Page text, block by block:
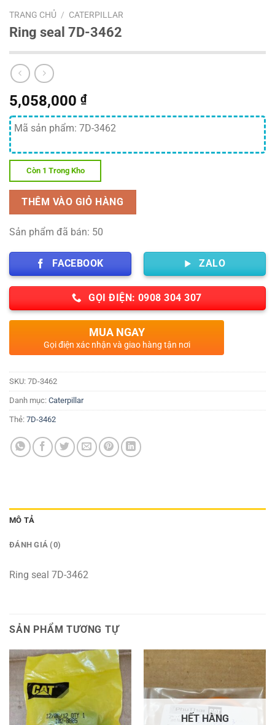
TRANG CHỦ / CATERPILLAR
Ring seal 7D-3462
5,058,000 ₫
Mã sản phẩm: 7D-3462
Còn 1 Trong Kho
THÊM VÀO GIỎ HÀNG
Sản phẩm đã bán: 50
FACEBOOK ZALO
GỌI ĐIỆN: 0908 304 307
MUA NGAY
Gọi điện xác nhận và giao hàng tận nơi
SKU: 7D-3462
Danh mục: Caterpillar
Thẻ: 7D-3462
MÔ TẢ
ĐÁNH GIÁ (0)
Ring seal 7D-3462
SẢN PHẨM TƯƠNG TỰ
HẾT HÀNG